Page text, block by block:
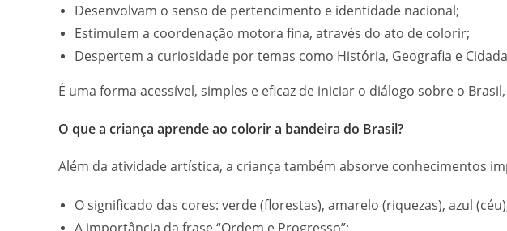
Desenvolvam o senso de pertencimento e identidade nacional;
Estimulem a coordenação motora fina, através do ato de colorir;
Despertem a curiosidade por temas como História, Geografia e
É uma forma acessível, simples e eficaz de iniciar o diálogo sobre o
O que a criança aprende ao colorir a bandeira do Brasil?
Além da atividade artística, a criança também absorve conhecimentos
O significado das cores: verde (florestas), amarelo (riquezas), azul